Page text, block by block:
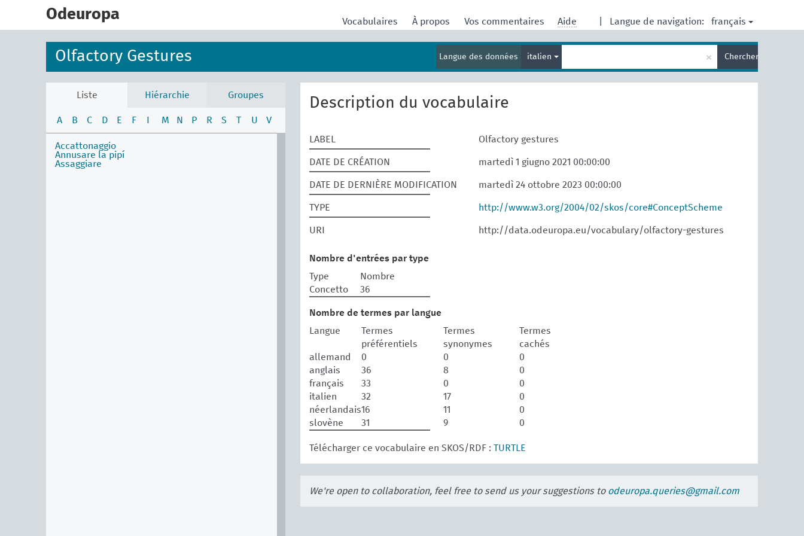
Odeuropa Langue de navigation: français
Vocabulaires À propos Vos commentaires Aide
Olfactory Gestures Langue des données italien
terme
de
× Chercher
Liste Hiérarchie Groupes
A B C D E F M N P R S T U V
Accattonaggio
Annusare la pipí
Assaggiare
Description du vocabulaire
LABEL Olfactory gestures
DATE DE CRÉATION martedì 1 giugno 2021 00:00:00
DATE DE DERNIÈRE MODIFICATION martedì 24 ottobre 2023 00:00:00
TYPE http://www.w3.org/2004/02/skos/core#ConceptScheme
URI http://data.odeuropa.eu/vocabulary/olfactory-gestures
Nombre d'entrées par type
Type
Nombre
Concetto
36
Nombre de termes par langue
Langue
Termes
préférentiels
Termes
synonymes
Termes
cachés
allemand
0 0
0
anglais
36 8
0
français
33 0
0
italien
32 17
0
néerlandais16 11
0
slovène
31 9 0
Télécharger ce vocabulaire en SKOS/RDF : TURTLE
We're open to collaboration, feel free to send us your suggestions to odeuropa.queries@gmail.com